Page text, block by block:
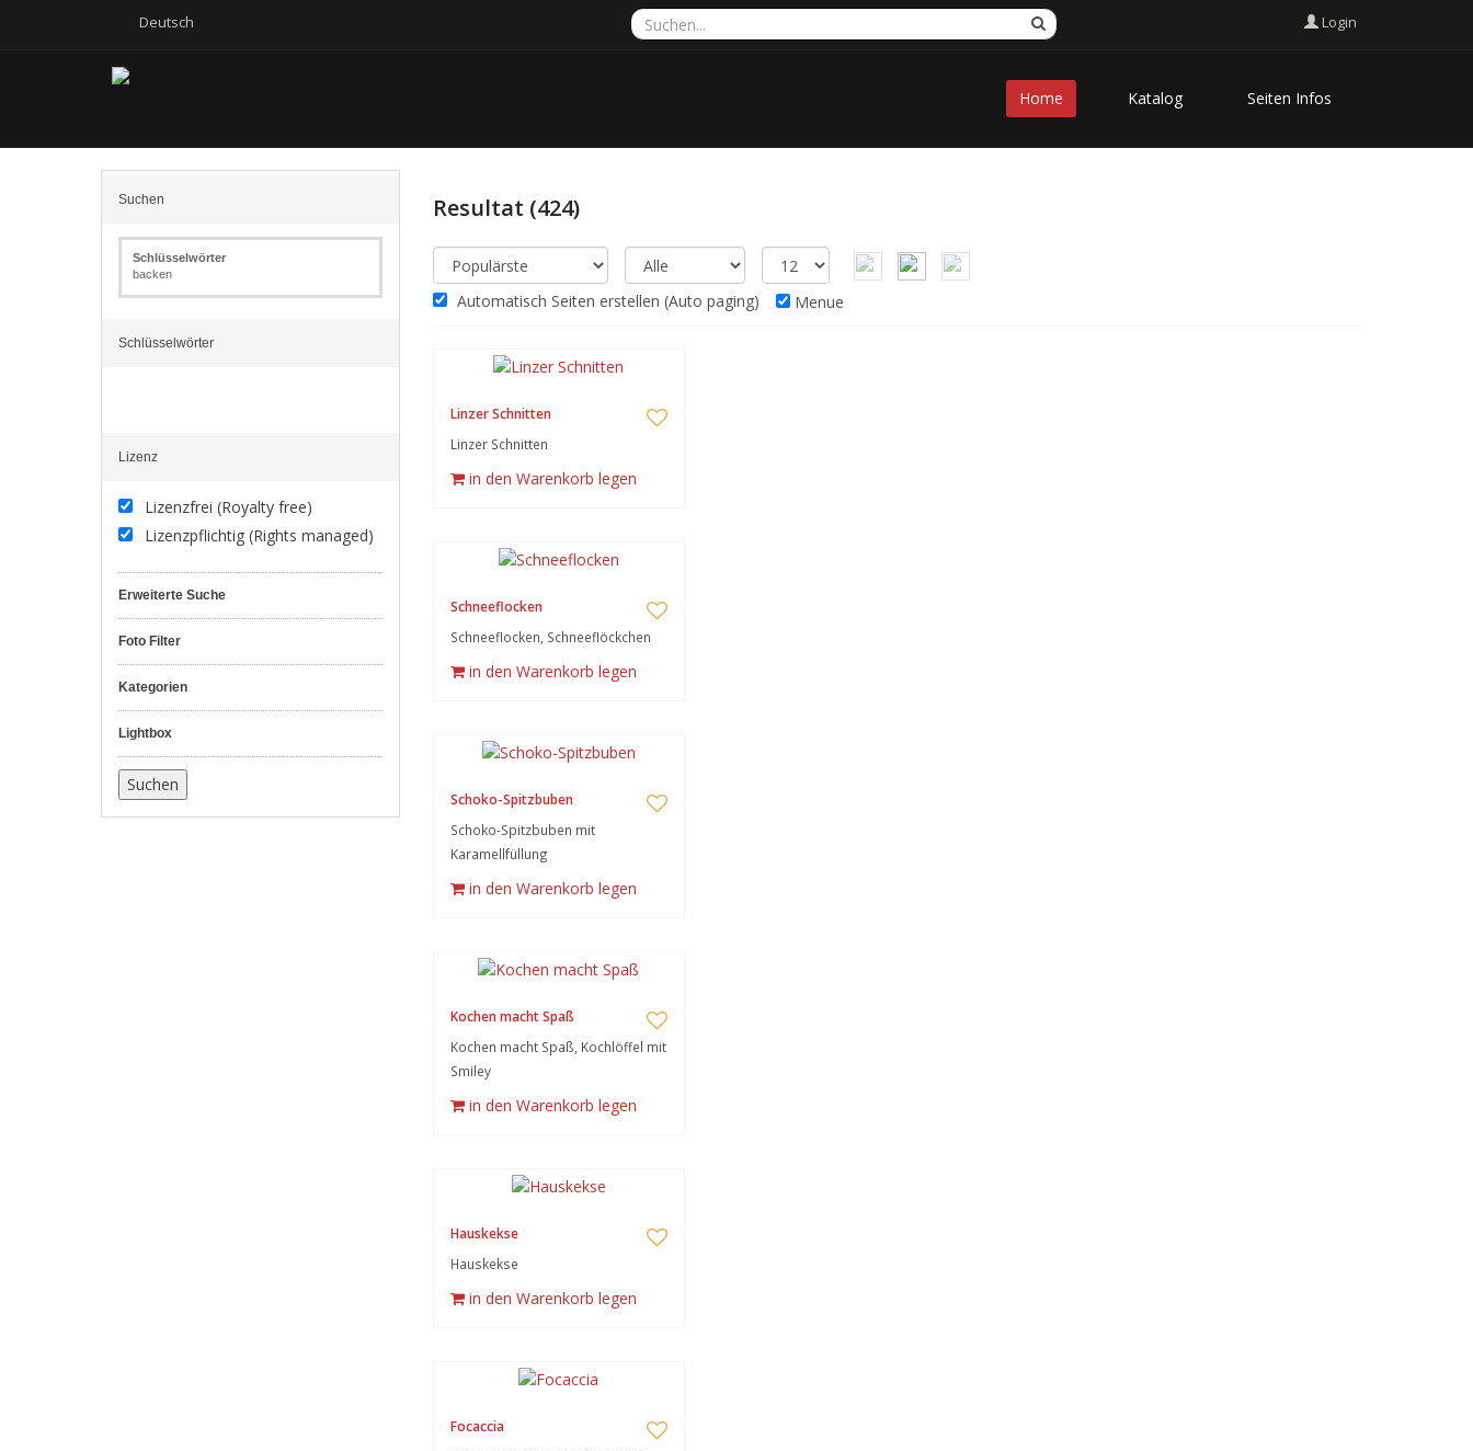
Deutsch Login
Home Katalog Seiten Infos
Suchen
Schlüsselwörter
backen
Schlüsselwörter
Lizenz
Lizenzfrei (Royalty free)
Lizenzpflichtig (Rights managed)
Erweiterte Suche
Foto Filter
Kategorien
Lightbox
Resultat (424)
Automatisch Seiten erstellen (Auto paging) Menue
Linzer Schnitten
Linzer Schnitten
in den Warenkorb legen
Schneeflocken
Schneeflocken, Schneeflöckchen
in den Warenkorb legen
Schoko-Spitzbuben
Schoko-Spitzbuben mit
Karamellfüllung
in den Warenkorb legen
Kochen macht Spaß
Kochen macht Spaß, Kochlöffel mit
Smiley
in den Warenkorb legen
Hauskekse
Hauskekse
in den Warenkorb legen
Focaccia